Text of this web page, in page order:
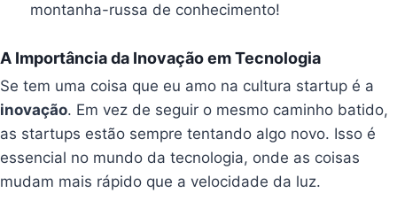
montanha-russa de conhecimento!
A Importância da Inovação em Tecnologia
Se tem uma coisa que eu amo na cultura startup é a
inovação. Em vez de seguir o mesmo caminho batido,
as startups estão sempre tentando algo novo. Isso é
essencial no mundo da tecnologia, onde as coisas
mudam mais rápido que a velocidade da luz.